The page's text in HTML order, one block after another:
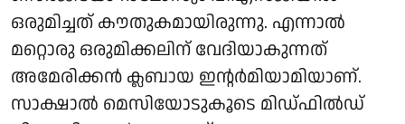
ഒരുമിച്ചത് കൗതുകമായിരുന്നു. എന്നാൽ
മറ്റൊരു ഒരുമിക്കലിന് വേദിയാകുന്നത്
അമേരിക്കൻ ക്ലബായ ഇന്റർമിയാമിയാണ്.
സാക്ഷാൽ‍ മെസിയോടുകൂടെ മിഡ്ഫിൽഡ്